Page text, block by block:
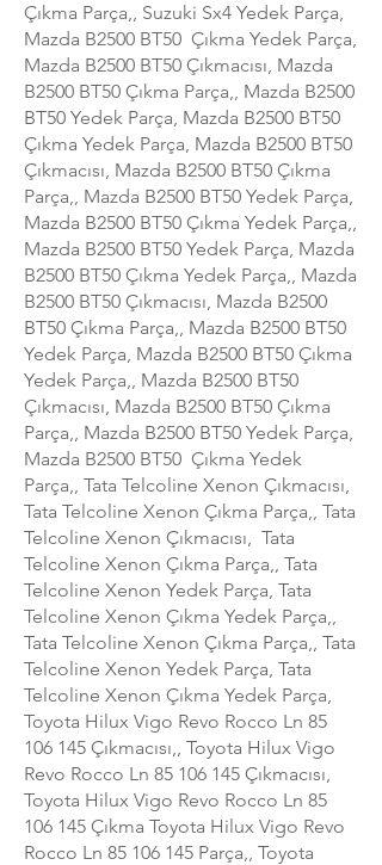
Çıkma Parça,, Suzuki Sx4 Yedek Parça,
Mazda B2500 BT50 Çıkma Yedek Parça,
Mazda B2500 BT50 Çıkmacısı, Mazda
B2500 BT50 Çıkma Parça,, Mazda B2500
BT50 Yedek Parça, Mazda B2500 BT50
Çıkma Yedek Parça, Mazda B2500 BT50
Çıkmacısı, Mazda B2500 BT50 Çıkma
Parça,, Mazda B2500 BT50 Yedek Parça,
Mazda B2500 BT50 Çıkma Yedek Parça,,
Mazda B2500 BT50 Yedek Parça, Mazda
B2500 BT50 Çıkma Yedek Parça,, Mazda
B2500 BT50 Çıkmacısı, Mazda B2500
BT50 Çıkma Parça,, Mazda B2500 BT50
Yedek Parça, Mazda B2500 BT50 Çıkma
Yedek Parça,, Mazda B2500 BT50
Çıkmacısı, Mazda B2500 BT50 Çıkma
Parça,, Mazda B2500 BT50 Yedek Parça,
Mazda B2500 BT50 Çıkma Yedek
Parça,, Tata Telcoline Xenon Çıkmacısı,
Tata Telcoline Xenon Çıkma Parça,, Tata
Telcoline Xenon Çıkmacısı, Tata
Telcoline Xenon Çıkma Parça,, Tata
Telcoline Xenon Yedek Parça, Tata
Telcoline Xenon Çıkma Yedek Parça,,
Tata Telcoline Xenon Çıkma Parça,, Tata
Telcoline Xenon Yedek Parça, Tata
Telcoline Xenon Çıkma Yedek Parça,
Toyota Hilux Vigo Revo Rocco Ln 85
106 145 Çıkmacısı,, Toyota Hilux Vigo
Revo Rocco Ln 85 106 145 Çıkmacısı,
Toyota Hilux Vigo Revo Rocco Ln 85
106 145 Çıkma Toyota Hilux Vigo Revo
Rocco Ln 85 106 145 Parça,, Toyota